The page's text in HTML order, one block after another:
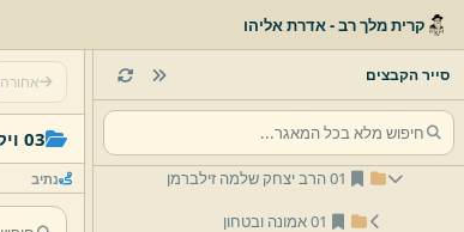
קרית מלך רב - אדרת אליהו
סייר הקבצים
שיעורי שמע
לפי שם
01 הרב יצחק שלמה זילברמן
01 אמונה ובטחון
אחורה
03 ויקרא
נתיב